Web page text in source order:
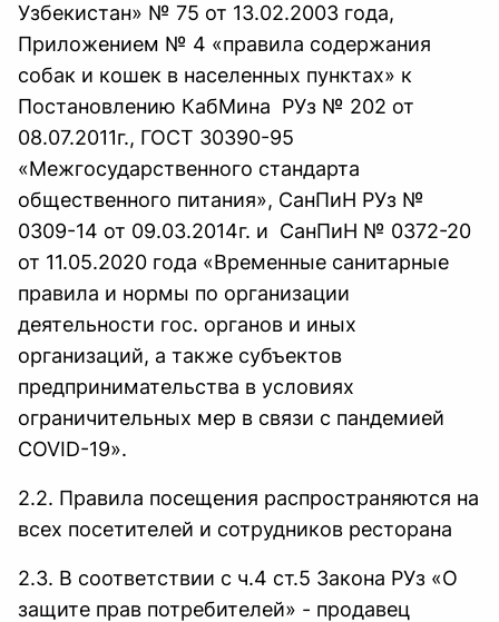
Узбекистан» № 75 от 13.02.2003 года,
Приложением № 4 «правила содержания
собак и кошек в населенных пунктах» к
Постановлению КабМина РУз № 202 от
08.07.2011г., ГОСТ 30390-95
«Межгосударственного стандарта
общественного питания», СанПиН РУз №
0309-14 от 09.03.2014г. и СанПиН № 0372-20
от 11.05.2020 года «Временные санитарные
правила и нормы по организации
деятельности гос. органов и иных
организаций, а также субъектов
предпринимательства в условиях
ограничительных мер в связи с пандемией
COVID-19».
2.2. Правила посещения распространяются на
всех посетителей и сотрудников ресторана
2.3. В соответствии с ч.4 ст.5 Закона РУз «О
защите прав потребителей» - продавец